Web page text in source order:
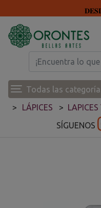
Todas las
LÁPICES
SÍGUENOS